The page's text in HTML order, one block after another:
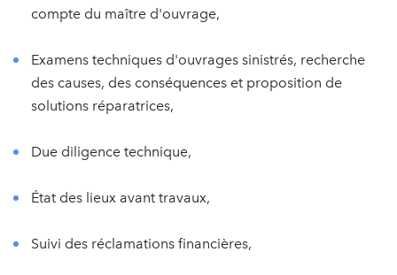
compte du maître d'ouvrage,
Examens techniques d'ouvrages sinistrés, recherche
des causes, des conséquences et proposition de
solutions réparatrices,
Due diligence technique,
État des lieux avant travaux,
Suivi des réclamations financières,